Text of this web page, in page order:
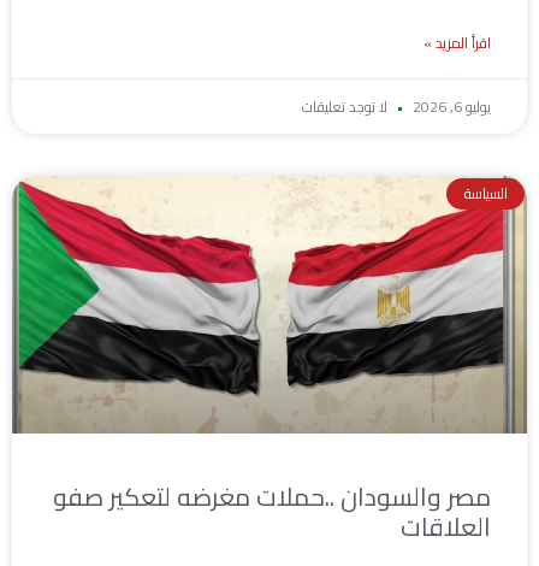
اقرأ المزيد »
يوليو 6, 2026 لا توجد تعليقات
السياسة
مصر والسودان ..حملات مغرضه لتعكير صفو
العلاقات